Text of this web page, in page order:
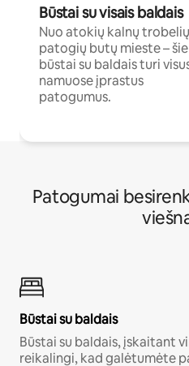
Būstai su visais baldais
Nuo atokių kalnų
patogių butų mieste – šie
būstai su baldais turi
namuose įprastus
patogumus.
Patogumai
Būstai su baldais
Būstai su baldais, įskaitant
reikalingi, kad galėtumėte